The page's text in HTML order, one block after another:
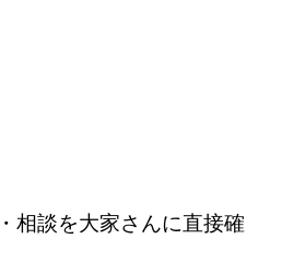
相談を大家さんに直接確